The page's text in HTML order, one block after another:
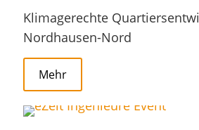
Klimagerechte
Nordhausen-Nord
Mehr